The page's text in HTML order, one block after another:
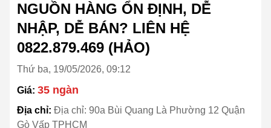
NGUỒN HÀNG ỔN ĐỊNH, DỄ
NHẬP, DỄ BÁN? LIÊN HỆ
0822.879.469 (HẢO)
Thứ ba, 19/05/2026, 09:12
Giá: 35 ngàn
Địa chỉ: Địa chỉ: 90a Bùi Quang Là Phường 12 Quận
Gò Vấp TPHCM